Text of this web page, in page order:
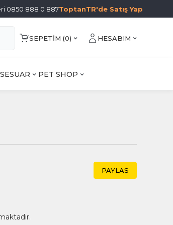
0850 888 0 887ToptanTR'de Satış Yap
SEPETIM (0) HESABIM
PET SHOP
PAYLAS